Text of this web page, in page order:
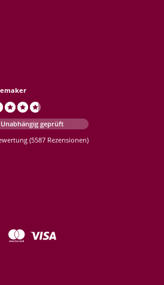
Unabhängig geprüft
(5587 Rezensionen)